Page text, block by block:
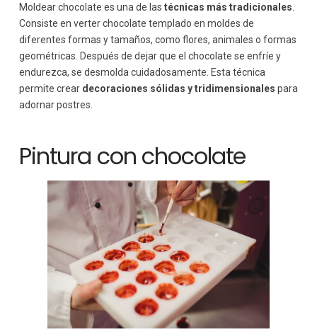
Moldear chocolate es una de las técnicas más tradicionales
Consiste en verter chocolate templado en moldes de
diferentes formas y tamaños, como flores, animales o formas
geométricas. Después de dejar que el chocolate se enfríe y
endurezca, se desmolda cuidadosamente. Esta técnica
permite crear decoraciones sólidas y tridimensionales para
adornar postres.
Pintura con chocolate